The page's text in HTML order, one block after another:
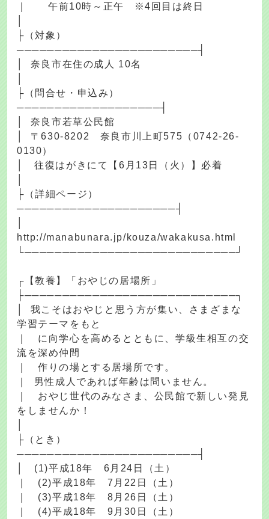
｜ 午前10時～正午 ※4回目は終日
├（対象）
────────────────────────┤
│ 奈良市在住の成人 10名
├（問合せ・申込み）
───────────────────┤
│ 奈良市若草公民館
│ 〒630-8202 奈良市川上町575（0742-26-
0130）
│ 往復はがきにて【6月13日（火）】必着
├（詳細ページ）
─────────────────────┤
http://manabunara.jp/kouza/wakakusa.html
└────────────────────────────┘
┌【教養】「おやじの居場所」
├────────────────────────────┐
│ 我こそはおやじと思う方が集い、さまざまな
学習テーマをもと
｜ に向学心を高めるとともに、学級生相互の交
流を深め仲間
｜ 作りの場とする居場所です。
｜ 男性成人であれば年齢は問いません。
｜ おやじ世代のみなさま、公民館で新しい発見
をしませんか！
├（とき）
────────────────────────┤
│ (1)平成18年 6月24日（土）
｜ (2)平成18年 7月22日（土）
｜ (3)平成18年 8月26日（土）
｜ (4)平成18年 9月30日（土）